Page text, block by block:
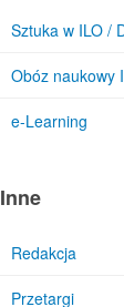
Sztuka w ILO /
Obóz naukowy
e-Learning
Inne
Redakcja
Przetargi